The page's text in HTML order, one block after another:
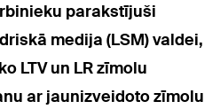
parakstījuši
medija (LSM) valdei,
LTV un LR zīmolu
ar jaunizveidoto zīmolu